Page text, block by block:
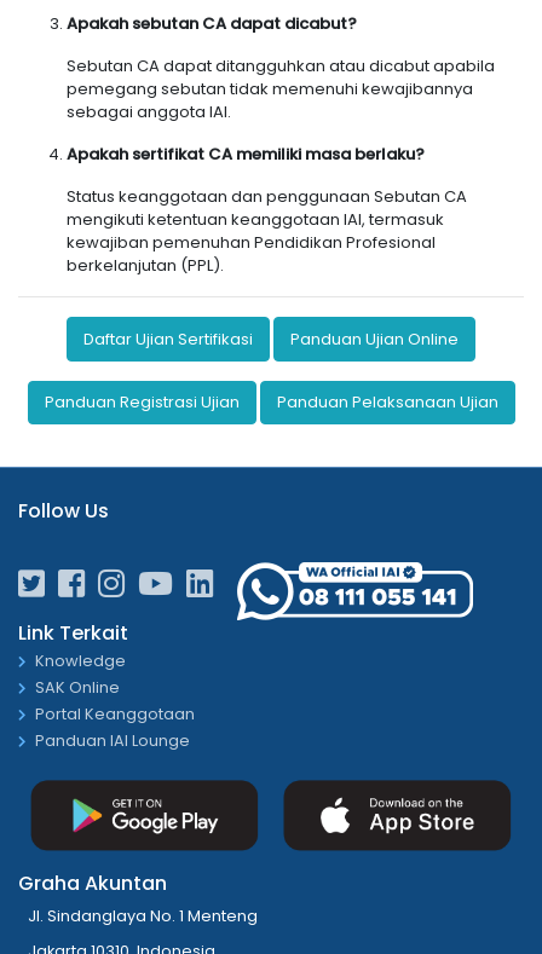
Apakah sebutan CA dapat dicabut?
Sebutan CA dapat ditangguhkan atau dicabut apabila
pemegang sebutan tidak memenuhi kewajibannya
sebagai anggota IAI.
Apakah sertifikat CA memiliki masa berlaku?
Status keanggotaan dan penggunaan Sebutan CA
mengikuti ketentuan keanggotaan IAI, termasuk
kewajiban pemenuhan Pendidikan Profesional
berkelanjutan (PPL).
Daftar Ujian Sertifikasi Panduan Ujian Online
Panduan Registrasi Ujian Panduan Pelaksanaan Ujian
Follow Us
Link Terkait
Knowledge
SAK Online
Portal Keanggotaan
Panduan IAI Lounge
Graha Akuntan
Jl. Sindanglaya No. 1 Menteng